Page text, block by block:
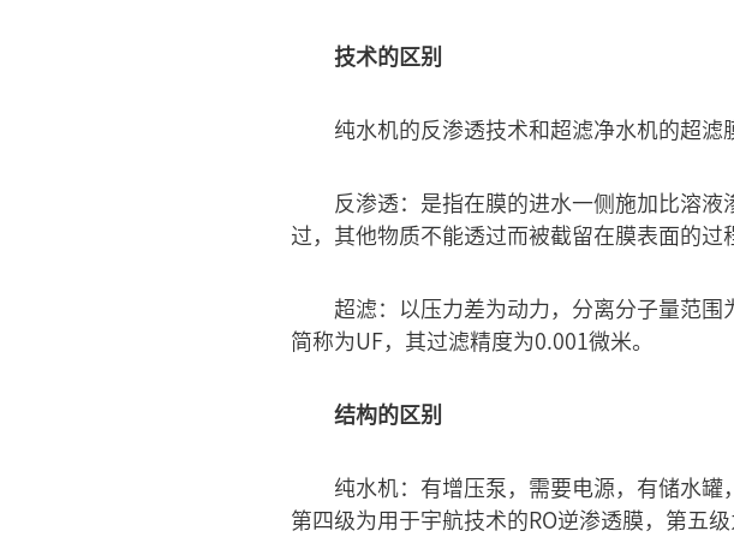
技术的区别
纯水机的反渗透技术和超滤净水机的超滤
反渗透：是指在膜的进水一侧施加比溶
过，其他物质不能透过而被截留在膜表面的过
超滤：以压力差为动力，分离分子量范围
简称为UF，其过滤精度为0.001微米。
结构的区别
纯水机：有增压泵，需要电源，有储水罐
第四级为用于宇航技术的RO逆渗透膜，第五